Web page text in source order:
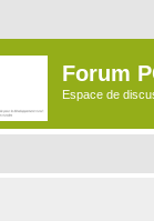
Forum
Espace de